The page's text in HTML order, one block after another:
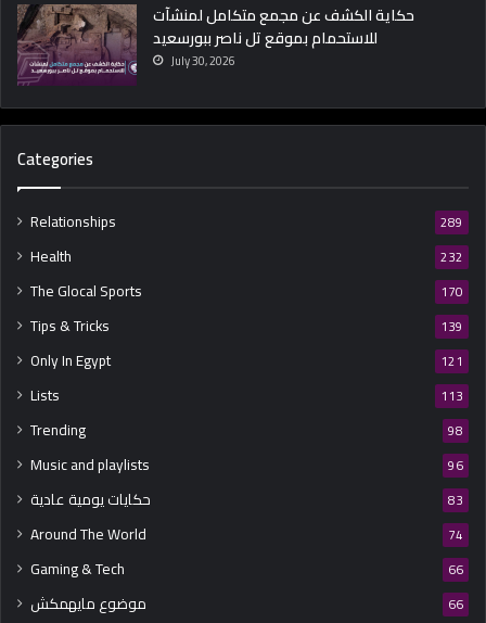
حكاية الكشف عن مجمع متكامل لمنشآت
للاستحمام بموقع تل ناصر ببورسعيد
July 30, 2026
Categories
Relationships 289
Health 232
The Glocal Sports 170
Tips & Tricks 139
Only In Egypt 121
Lists 113
Trending 98
Music and playlists 96
حكايات يومية عادية 83
Around The World 74
Gaming & Tech 66
موضوع مايهمكش 66